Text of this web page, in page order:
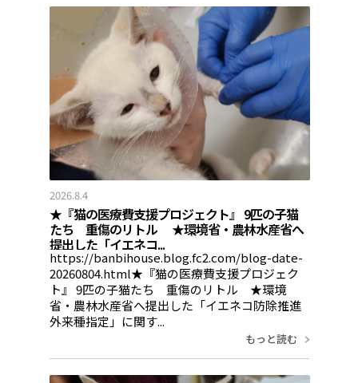
2026.8.4
★『猫の医療費支援プロジェクト』 9匹の子猫
たち 重傷のリトル ★環境省・農林水産省へ
提出した「イエネコ...
https://banbihouse.blog.fc2.com/blog-date-
20260804.html★『猫の医療費支援プロジェク
ト』 9匹の子猫たち 重傷のリトル ★環境
省・農林水産省へ提出した「イエネコ防除推進
外来種指定」に関す...
もっと読む